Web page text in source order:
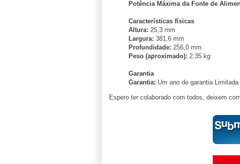
Potência Máxima da Fonte de
Características físicas
Altura: 25,3 mm
Largura: 381,6 mm
Profundidade: 256,0 mm
Peso (aproximado): 2,35 kg
Garantia
Garantia: Um ano de garantia Limitada
Espero ter colaborado com todos, deixem